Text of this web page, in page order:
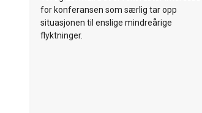
for konferansen som særlig tar opp
situasjonen til enslige mindreårige
flyktninger.